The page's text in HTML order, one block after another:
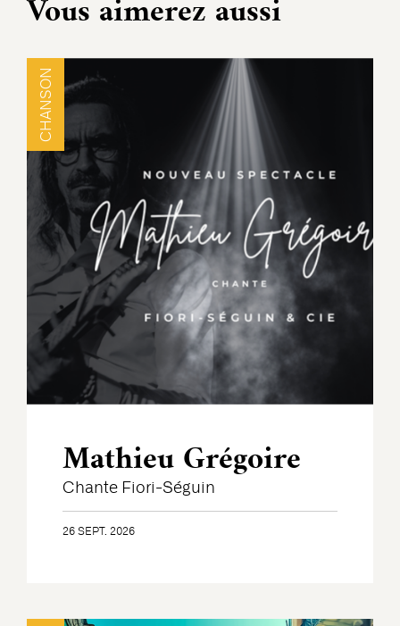
Vous aimerez aussi
CHANSON
Mathieu Grégoire
Chante Fiori-Séguin
26 SEPT. 2026